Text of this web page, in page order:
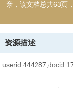
亲，该文档总共63页
资源描述